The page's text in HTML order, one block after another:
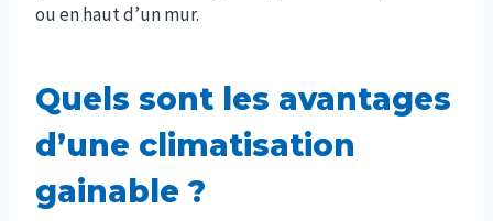
ou en haut d’un mur.
Quels sont les avantages
d’une climatisation
gainable ?